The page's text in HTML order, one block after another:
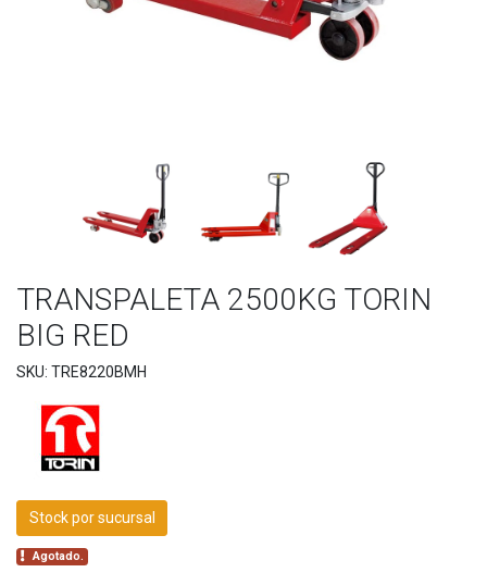
TRANSPALETA 2500KG TORIN
BIG RED
SKU: TRE8220BMH
Stock por sucursal
Agotado.